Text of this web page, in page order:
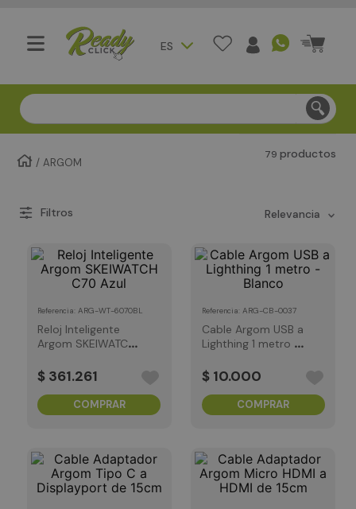
ES
Compra segura - Entregas en Bogotá en menos de 3
ARGOM
79productos
relevancia
Referencia :ARG-WT-6070BL
Reloj Inteligente
Argom SKEIWATCH
$ 361.261
COMPRAR
Referencia ARG-CB-0037
Cable Argom USB a
Lighthing 1 metro -
$ 10.000
COMPRAR